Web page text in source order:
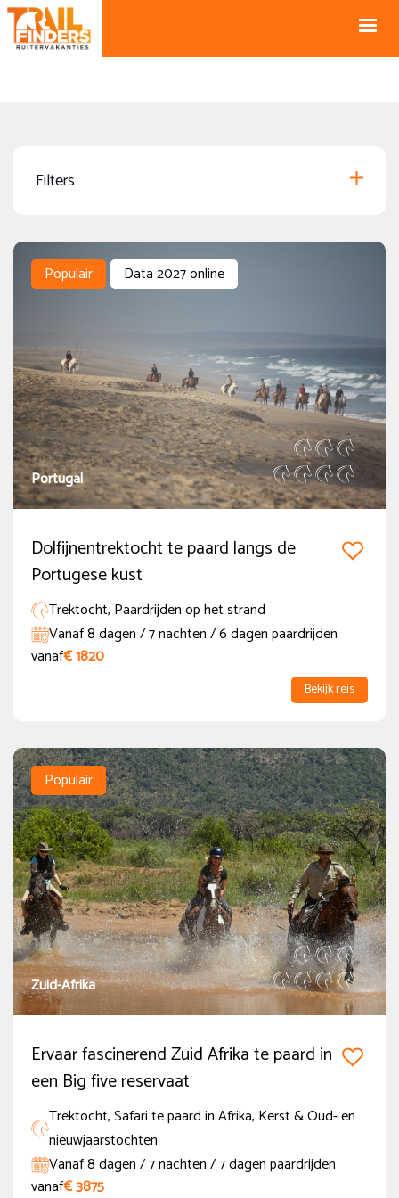
Filters
Prijs
€ 500 - € 1000
€ 2000 - € 3000
Boven de € 3000
Thema
Trektocht
(177)
(41)
Standplaatsvakantie
Safari te paard in Afrika
Paardrijden met Nederlandstalige begeleiding
Speciale aanbiedingen
Data 2027 online
Gegarandeerd vertrek
(1)
Begeleide Groepsreis
(1)
Albanië
(5)
Argentinië
(2)
België
(2)
Bosnië en Herzegovina
(3)
Botswana
(4)
Meer tonen
Populair Data 2027 online
Portugal
Dolfijnentrektocht te paard langs de
Portugese kust
Trektocht, Paardrijden op het strand
Vanaf 8 dagen / 7 nachten / 6 dagen paardrijden
vanaf€ 1820
Bekijk reis
Populair
Zuid-Afrika
Ervaar fascinerend Zuid Afrika te paard in
een Big five reservaat
Trektocht, Safari te paard in Afrika, Kerst & Oud- en
nieuwjaarstochten
Vanaf 8 dagen / 7 nachten / 7 dagen paardrijden
vanaf€ 3875